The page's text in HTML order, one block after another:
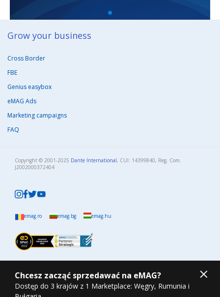
Informacje kontaktowe
Wyślij do nas e-mail
Grow your business​
Cross Border
FBE
Genius easybox
eMAG Ads
Marketing campaigns
FAQ
Copyright © 2001-2025 Dante International, CUI: 14399840, Reg. Com.
J2002000372404​
emag.ro emag.bg emag.hu
Chcesz zacząć sprzedawać na eMAG?
Dostęp do 3 krajów z 1 Marketplace: Węgry, Rumunia i